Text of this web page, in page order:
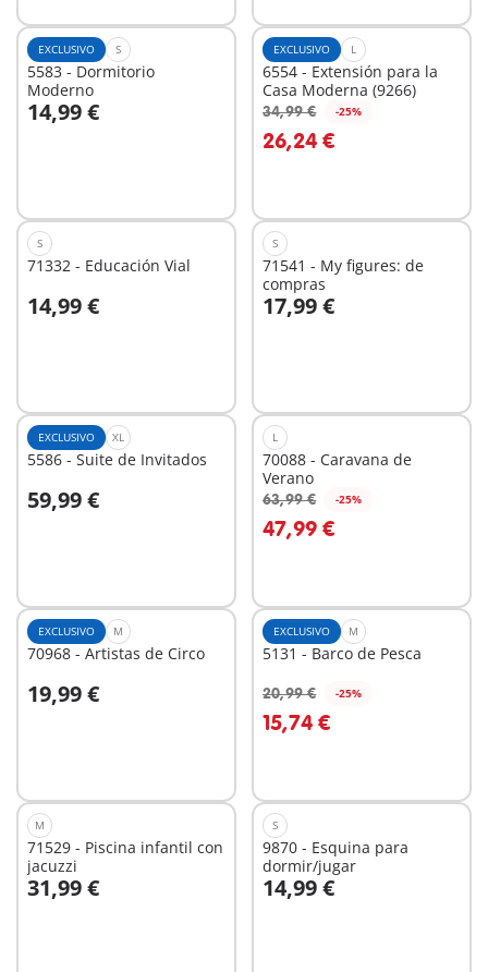
EXCLUSIVO S
5583 - Dormitorio
Moderno
14,99 €
A la cesta
EXCLUSIVO L
6554 - Extensión para la
Casa Moderna (9266)
34,99 € -25%
26,24 €
A la cesta
S
71332 - Educación Vial
14,99 €
A la cesta
S
71541 - My figures: de
compras
17,99 €
A la cesta
EXCLUSIVO XL
5586 - Suite de Invitados
59,99 €
A la cesta
L
70088 - Caravana de
Verano
63,99 € -25%
47,99 €
EXCLUSIVO M
70968 - Artistas de Circo
19,99 €
EXCLUSIVO M
5131 - Barco de Pesca
20,99 € -25%
15,74 €
M
71529 - Piscina infantil con
jacuzzi
31,99 €
S
9870 - Esquina para
dormir/jugar
14,99 €